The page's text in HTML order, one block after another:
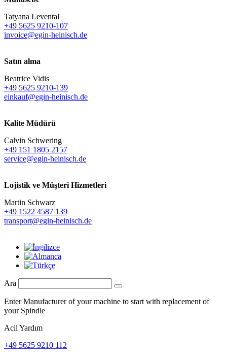
Tatyana Levental
+49 5625 9210-107
invoice@egin-heinisch.de
Satın alma
Beatrice Vidis
+49 5625 9210-139
einkauf@egin-heinisch.de
Kalite Müdürü
Calvin Schwering
+49 151 1805 2157
service@egin-heinisch.de
Lojistik ve Müşteri Hizmetleri
Martin Schwarz
+49 1522 4587 139
transport@egin-heinisch.de
Ara
Enter Manufacturer of your machine to start with replacement of
your Spindle
Acil Yardım
+49 5625 9210 112